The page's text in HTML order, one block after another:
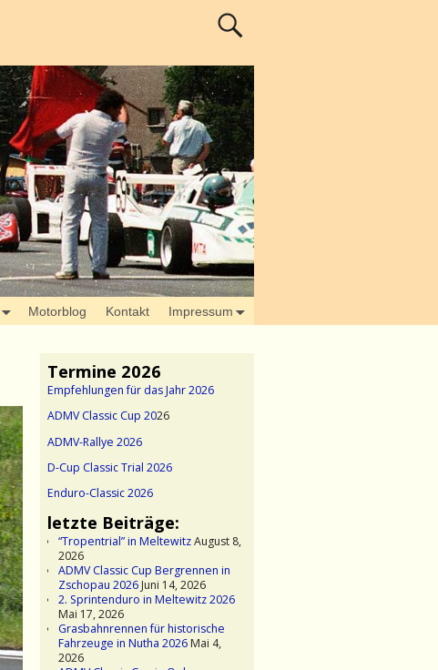
Motorblog Kontakt Impressum
Termine 2026
Empfehlungen für das Jahr 2026
ADMV Classic Cup 2026
ADMV-Rallye 2026
D-Cup Classic Trial 2026
Enduro-Classic 2026
letzte Beiträge:
“Tropentrial” in MeltewitzAugust 8,
2026
ADMV Classic Cup Bergrennen in
Zschopau 2026Juni 14, 2026
2. Sprintenduro in Meltewitz 2026
Mai 17, 2026
Grasbahnrennen für historische
Fahrzeuge in Nutha 2026Mai 4,
2026